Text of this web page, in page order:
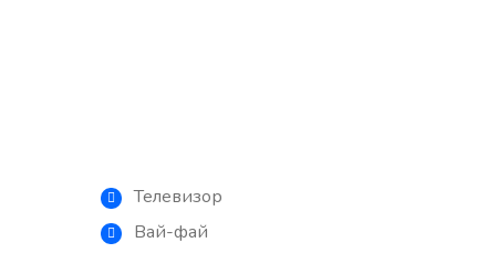
Телевизор
Вай-фай